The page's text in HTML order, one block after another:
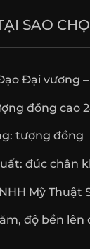
SAO
Đại vương –
đồng cao
tượng đồng
đúc chân
Mỹ Thuật
độ bền lên